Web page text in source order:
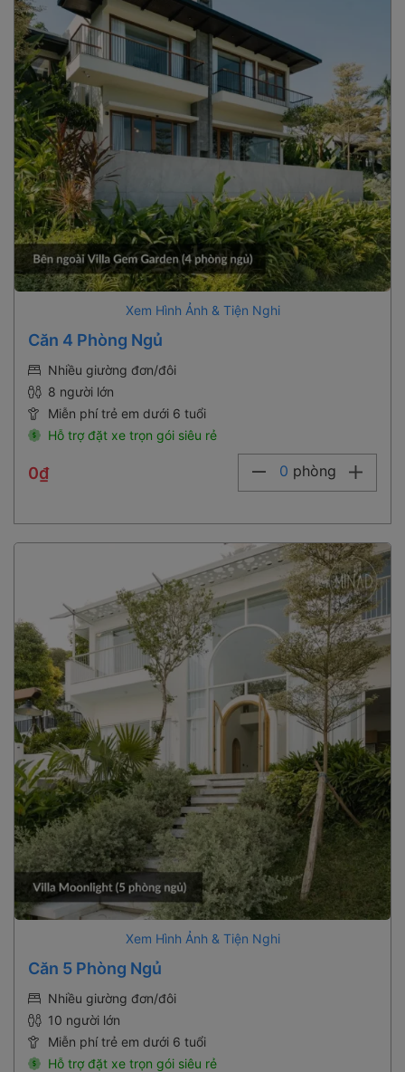
Xem Hình Ảnh & Tiện Nghi
Căn 4 Phòng Ngủ
Nhiều giường đơn/đôi
8 người lớn
Miễn phí trẻ em dưới 6 tuổi
Hỗ trợ đặt xe trọn gói siêu rẻ
0₫ 0 phòng
Xem Hình Ảnh & Tiện Nghi
Căn 5 Phòng Ngủ
Nhiều giường đơn/đôi
10 người lớn
Miễn phí trẻ em dưới 6 tuổi
Hỗ trợ đặt xe trọn gói siêu rẻ